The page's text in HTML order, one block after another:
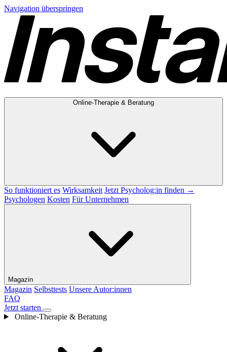
Navigation überspringen
Online-Therapie & Beratung
So funktioniert es Wirksamkeit Jetzt Psycholog:in finden →
Psychologen Kosten Für Unternehmen
Magazin
Magazin Selbsttests Unsere Autor:innen
FAQ
Jetzt starten
Online-Therapie & Beratung